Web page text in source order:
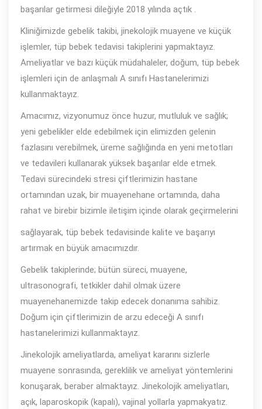
başarılar getirmesi dileğiyle 2018 yılında açtık .
Kliniğimizde gebelik takibi, jinekolojik muayene ve küçük
işlemler, tüp bebek tedavisi takiplerini yapmaktayız.
Ameliyatlar ve bazı küçük müdahaleler, doğum, tüp bebek
işlemleri için de anlaşmalı A sınıfı Hastanelerimizi
kullanmaktayız.
Amacımız, vizyonumuz önce huzur, mutluluk ve sağlık;
yeni gebelikler elde edebilmek için elimizden gelenin
fazlasını verebilmek, üreme sağlığında en yeni metotları
ve tedavileri kullanarak yüksek başarılar elde etmek.
Tedavi sürecindeki stresi çiftlerimizin hastane
ortamından uzak, bir muayenehane ortamında, daha
rahat ve birebir bizimle iletişim içinde olarak geçirmelerini
sağlayarak, tüp bebek tedavisinde kalite ve başarıyı
artırmak en büyük amacımızdır.
Gebelik takiplerinde; bütün süreci, muayene,
ultrasonografi, tetkikler dahil olmak üzere
muayenehanemizde takip edecek donanıma sahibiz.
Doğum için çiftlerimizin de arzu edeceği A sınıfı
hastanelerimizi kullanmaktayız.
Jinekolojik ameliyatlarda, ameliyat kararını sizlerle
muayene sonrasında, gereklilik ve ameliyat yöntemlerini
konuşarak, beraber almaktayız. Jinekolojik ameliyatları,
açık, laparoskopik (kapalı), vajinal yollarla yapmakyatız.